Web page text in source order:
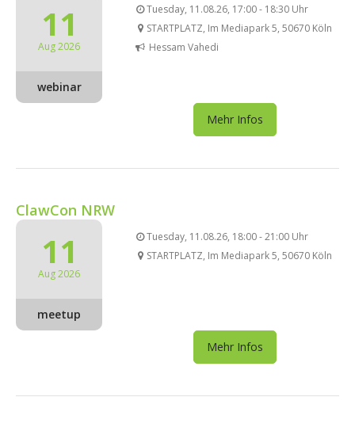
11
Aug 2026
webinar
Tuesday, 11.08.26, 17:00 - 18:30 Uhr
STARTPLATZ, Im Mediapark 5, 50670 Köln
Hessam Vahedi
Mehr Infos
ClawCon NRW
11
Aug 2026
meetup
Tuesday, 11.08.26, 18:00 - 21:00 Uhr
STARTPLATZ, Im Mediapark 5, 50670 Köln
Mehr Infos